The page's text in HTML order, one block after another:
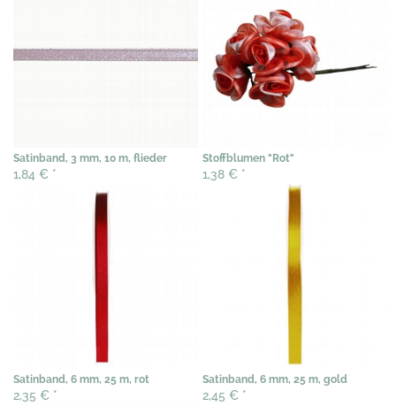
Satinband, 3 mm, 10 m, flieder
1,84 € *
Stoffblumen "Rot"
1,38 € *
Satinband, 6 mm, 25 m, rot
2,35 € *
Satinband, 6 mm, 25 m, gold
2,45 € *